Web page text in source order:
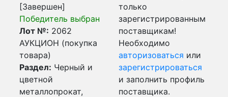
[Завершен]
Победитель выбран
Лот №: 2062
АУКЦИОН (покупка
товара)
Раздел: Черный и
цветной
металлопрокат,
только
зарегистрированным
поставщикам!
Необходимо
авторизоваться или
зарегистрироваться
и заполнить профиль
поставщика.